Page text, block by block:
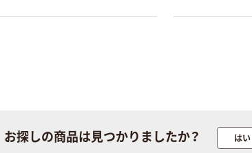
お探しの商品は見つかりましたか？ はい
スーパーエコノ
100% 6ロール
￥460~
定モデル) 蛍光
ォーター 500ml
キャップシール
￥1,037~